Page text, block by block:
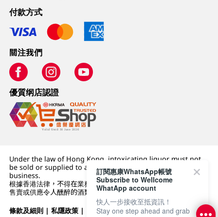
付款方式
關注我們
優質纲店認證
Under the law of Hong Kong, intoxicating liquor must not
be sold or supplied to a minor (under 18) in the course of
business.
根據香港法律，不得在業務過程中，向未成年人 (18 歲以下人士)
售賣或供應令人醺醉的酒類。
條款及細則 |私隱政策 | DFI零售集團
訂閱惠康WhatsApp帳號
Subscribe to Wellcome
WhatApp account
快人一步接收至抵資訊！
Stay one step ahead and grab